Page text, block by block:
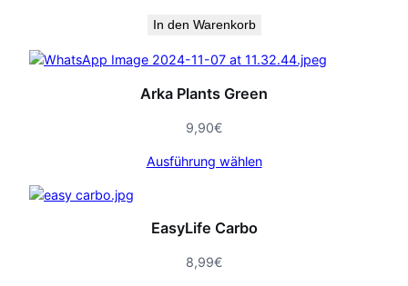
In den Warenkorb
Arka Plants Green
9,90€
Ausführung wählen
EasyLife Carbo
8,99€